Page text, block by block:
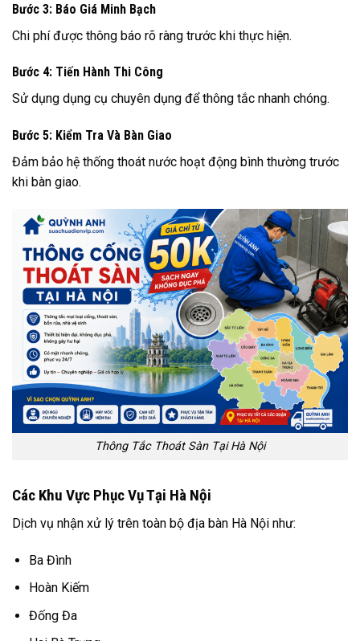
Bước 3: Báo Giá Minh Bạch
Chi phí được thông báo rõ ràng trước khi thực hiện.
Bước 4: Tiến Hành Thi Công
Sử dụng dụng cụ chuyên dụng để thông tắc nhanh chóng.
Bước 5: Kiểm Tra Và Bàn Giao
Đảm bảo hệ thống thoát nước hoạt động bình thường trước
khi bàn giao.
Thông Tắc Thoát Sàn Tại Hà Nội
Các Khu Vực Phục Vụ Tại Hà Nội
Dịch vụ nhận xử lý trên toàn bộ địa bàn Hà Nội như:
Ba Đình
Hoàn Kiếm
Đống Đa